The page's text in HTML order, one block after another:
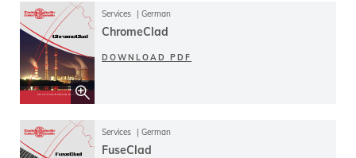
Services German
ChromeClad
DOWNLOAD PDF
Services German
FuseClad